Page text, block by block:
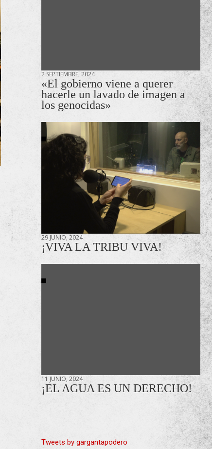
2 SEPTIEMBRE, 2024
«El gobierno viene a querer
hacerle un lavado de imagen a
los genocidas»
29 JUNIO, 2024
¡VIVA LA TRIBU VIVA!
11 JUNIO, 2024
¡EL AGUA ES UN DERECHO!
Tweets by gargantapodero